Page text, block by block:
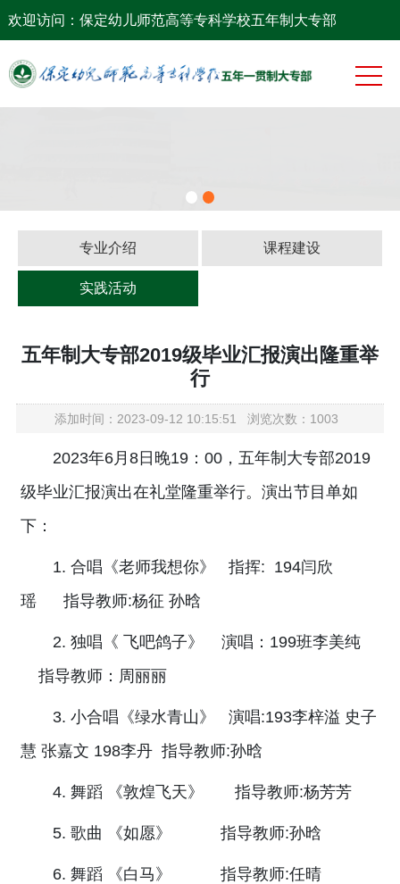
欢迎访问：保定幼儿师范高等专科学校五年制大专部
网站首页
专业介绍 课程建设
实践活动
五年制大专部2019级毕业汇报演出隆重举
行
添加时间：2023-09-12 10:15:51 浏览次数：1003
2023年6月8日晚19：00，五年制大专部2019
级毕业汇报演出在礼堂隆重举行。演出节目单如
下：
1. 合唱《老师我想你》 指挥: 194闫欣
瑶 指导教师:杨征 孙晗
2. 独唱《 飞吧鸽子》 演唱：199班李美纯
指导教师：周丽丽
3. 小合唱《绿水青山》 演唱:193李梓溢 史子
慧 张嘉文 198李丹 指导教师:孙晗
4. 舞蹈 《敦煌飞天》 指导教师:杨芳芳
5. 歌曲 《如愿》 指导教师:孙晗
6. 舞蹈 《白马》 指导教师:任晴